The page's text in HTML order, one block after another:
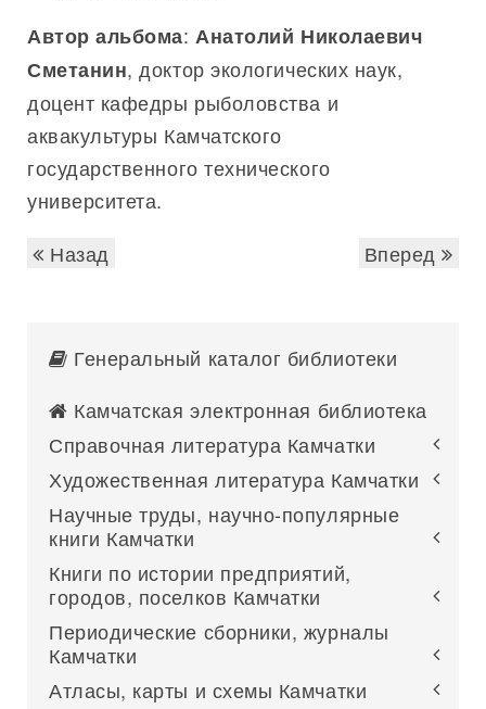
Автор альбома: Анатолий Николаевич
Сметанин, доктор экологических наук,
доцент кафедры рыболовства и
аквакультуры Камчатского
государственного технического
университета.
Назад
Вперед
Генеральный каталог библиотеки
Камчатская электронная библиотека
Справочная литература Камчатки
Художественная литература Камчатки
Научные труды, научно-популярные
книги Камчатки
Книги по истории предприятий,
городов, поселков Камчатки
Периодические сборники, журналы
Камчатки
Атласы, карты и схемы Камчатки